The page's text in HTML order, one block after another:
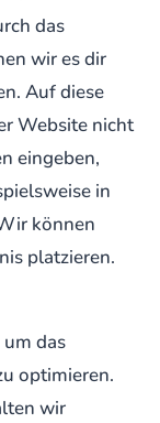
das
wir es dir
Auf diese
Website nicht
eingeben,
in
können
platzieren.
das
optimieren.
wir